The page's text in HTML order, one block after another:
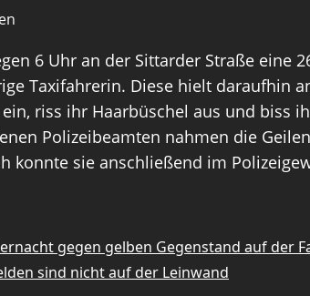
6 Uhr an der Sittarder Straße
Taxifahrerin. Diese hielt daraufhin
riss ihr Haarbüschel aus und biss
Polizeibeamten nahmen die
konnte sie anschließend im
gegen gelben Gegenstand auf der
sind nicht auf der Leinwand